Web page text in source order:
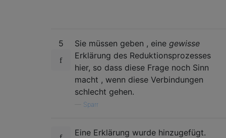
5 Sie müssen geben , eine gewisse
Erklärung des Reduktionsprozesses
hier, so dass diese Frage noch Sinn
macht , wenn diese Verbindungen
schlecht gehen.
Sparr
Eine Erklärung wurde hinzugefügt.